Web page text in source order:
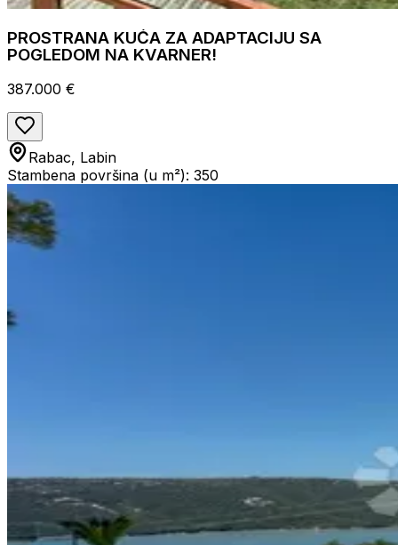
PROSTRANA KUĆA ZA ADAPTACIJU SA
POGLEDOM NA KVARNER!
387.000 €
Rabac, Labin
Stambena površina (u m²): 350